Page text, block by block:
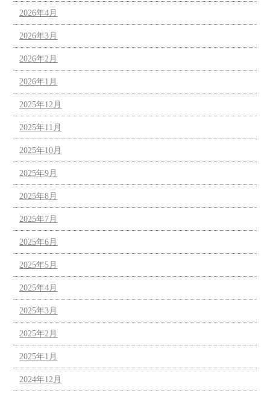
2026年4月
2026年3月
2026年2月
2026年1月
2025年12月
2025年11月
2025年10月
2025年9月
2025年8月
2025年7月
2025年6月
2025年5月
2025年4月
2025年3月
2025年2月
2025年1月
2024年12月